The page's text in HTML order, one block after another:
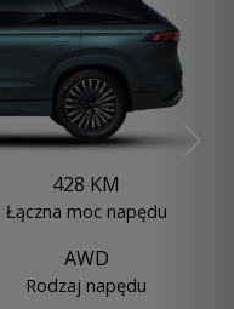
428 KM
Łączna moc napędu
AWD
Rodzaj napędu
Next